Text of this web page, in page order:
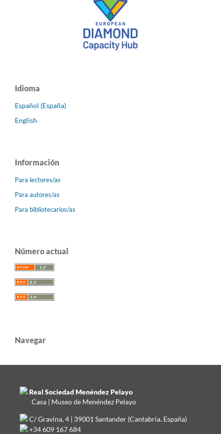
Idioma
Español (España)
English
Información
Para lectores/as
Para autores/as
Para bibliotecarios/as
Número actual
Navegar
Real Sociedad Menéndez Pelayo
Casa | Museo de Menéndez Pelayo
C/ Gravina, 4 | 39001 Santander (Cantabria. España)
+34 609 167 684